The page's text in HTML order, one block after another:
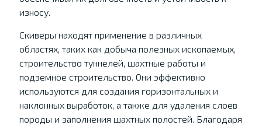
износу.
Скиверы находят применение в различных
областях, таких как добыча полезных ископаемых,
строительство туннелей, шахтные работы и
подземное строительство. Они эффективно
используются для создания горизонтальных и
наклонных выработок, а также для удаления слоев
породы и заполнения шахтных полостей. Благодаря